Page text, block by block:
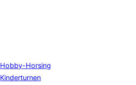
Hobby-Horsing
Kinderturnen